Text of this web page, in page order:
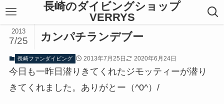
長崎のダイビングショップ
VERRYS
カンパチランデブー
2013
7/25
長崎ファンダイビング 2013年7月25日 2020年6月24日
今日も一昨日潜りきてくれたジモッティーが潜り
きてくれました。ありがとー（^0^）/